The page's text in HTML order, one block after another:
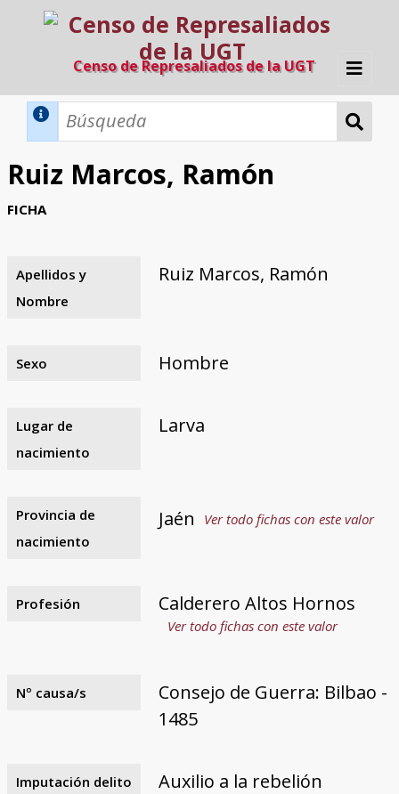
Censo de Represaliados de la UGT
Inicio
Búsqueda Dinámica
Búsqueda Avanzada
Razones y objetivos
El equipo
Colaboradores
Fuentes documentales
Ruiz Marcos, Ramón
FICHA
Apellidos y
Nombre
Ruiz Marcos, Ramón
Sexo Hombre
Lugar de
nacimiento
Larva
Provincia de
nacimiento
Jaén Ver todo fichas con este valor
Profesión Calderero Altos Hornos
Ver todo fichas con este valor
Nº causa/s
Consejo de Guerra: Bilbao -
1485
Imputación delito Auxilio a la rebelión